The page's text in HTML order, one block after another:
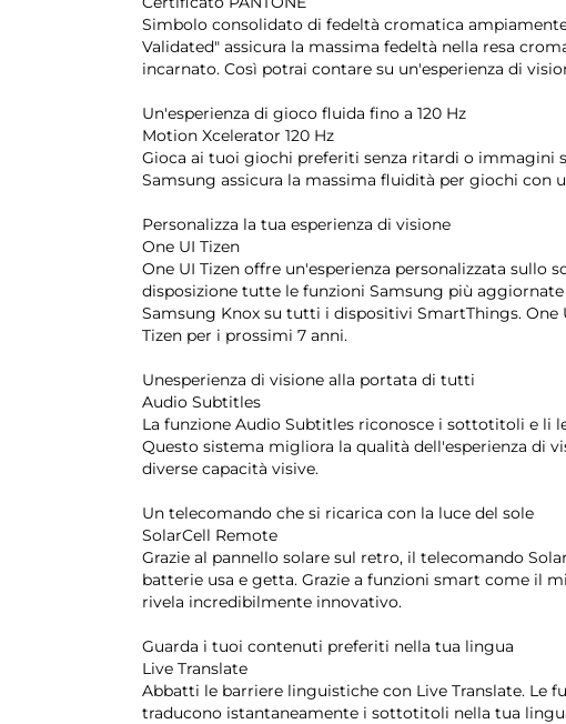
Simbolo consolidato di fedeltà cromatica
Validated" assicura la massima fedeltà nella resa
incarnato. Così potrai contare su un'esperienza di
Un'esperienza di gioco fluida fino a 120 Hz
Motion Xcelerator 120 Hz
Gioca ai tuoi giochi preferiti senza ritardi o immagini
Samsung assicura la massima fluidità per giochi con
Personalizza la tua esperienza di visione
One UI Tizen
One UI Tizen offre un'esperienza personalizzata sullo
disposizione tutte le funzioni Samsung più
Samsung Knox su tutti i dispositivi SmartThings.
Tizen per i prossimi 7 anni.
Unesperienza di visione alla portata di tutti
Audio Subtitles
La funzione Audio Subtitles riconosce i sottotitoli e li
Questo sistema migliora la qualità dell'esperienza di
diverse capacità visive.
Un telecomando che si ricarica con la luce del sole
SolarCell Remote
Grazie al pannello solare sul retro, il telecomando
batterie usa e getta. Grazie a funzioni smart come il
rivela incredibilmente innovativo.
Guarda i tuoi contenuti preferiti nella tua lingua
Live Translate
Abbatti le barriere linguistiche con Live Translate. Le
traducono istantaneamente i sottotitoli nella tua